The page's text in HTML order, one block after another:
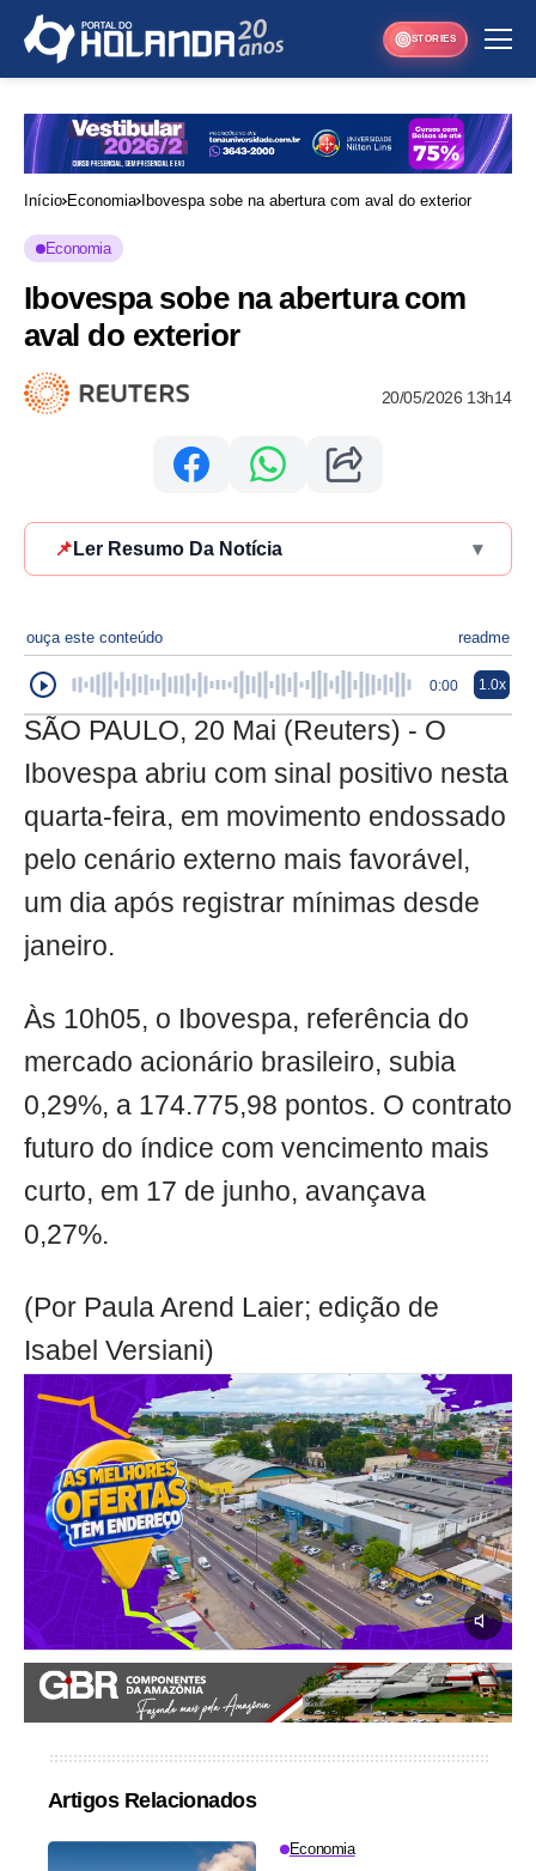
STORIES
Início Economia Ibovespa sobe na abertura com aval do exterior
Economia
Ibovespa sobe na abertura com
aval do exterior
20/05/2026 13h14
📌 Ler Resumo Da Notícia ▾
ouça este conteúdo readme
0:00 1.0x
SÃO PAULO, 20 Mai (Reuters) - O
Ibovespa abriu com sinal positivo nesta
quarta-feira, em movimento endossado
pelo cenário externo mais favorável,
um dia após registrar mínimas desde
janeiro.
Às 10h05, o Ibovespa, referência do
mercado acionário brasileiro, subia
0,29%, a 174.775,98 pontos. O contrato
futuro do índice com vencimento mais
curto, em 17 de junho, avançava
0,27%.
(Por Paula Arend Laier; edição de
Isabel Versiani)
Artigos Relacionados
Economia